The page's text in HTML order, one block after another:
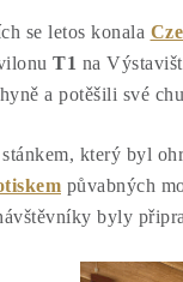
se letos konala
T1 na
a potěšili své
který byl
půvabných
byly